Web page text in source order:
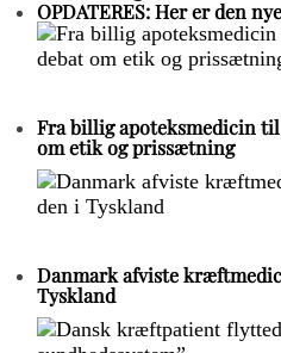
OPDATERES: Her er den
Fra billig apoteksmedicin
om etik og prissætning
Danmark afviste
Tyskland